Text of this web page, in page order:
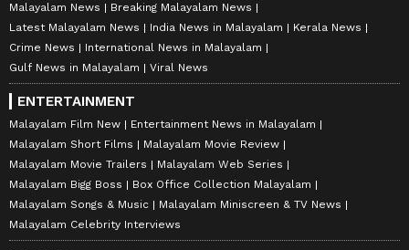
Malayalam News
Breaking Malayalam News
Latest Malayalam News
India News in Malayalam
Kerala News
Crime News
International News in Malayalam
Gulf News in Malayalam
Viral News
ENTERTAINMENT
Malayalam Film New
Entertainment News in Malayalam
Malayalam Short Films
Malayalam Movie Review
Malayalam Movie Trailers
Malayalam Web Series
Malayalam Bigg Boss
Box Office Collection Malayalam
Malayalam Songs & Music
Malayalam Miniscreen & TV News
Malayalam Celebrity Interviews